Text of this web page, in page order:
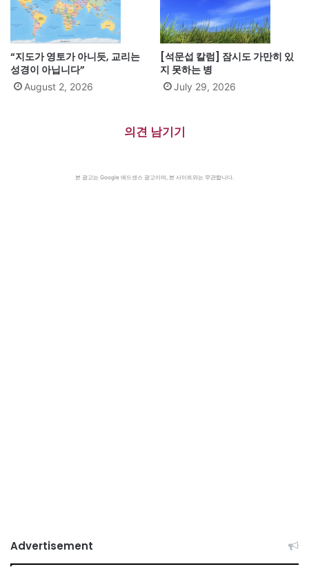
“지도가 영토가 아니듯, 교리는
성경이 아닙니다”
August 2, 2026
[석문섭 칼럼] 잠시도 가만히 있
지 못하는 병
July 29, 2026
의견 남기기
본 광고는 Google 애드센스 광고이며, 본 사이트와는 무관합니다.
Advertisement